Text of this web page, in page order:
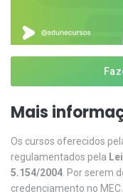
Mais
Os cursos oferecidos
regulamentados pela
5.154/2004 . Por serem
credenciamento no